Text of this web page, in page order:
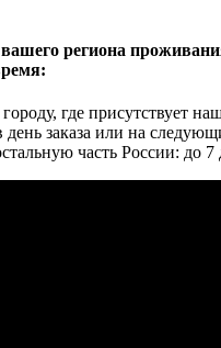
региона
где присутствует
заказа или на
часть России: до 7